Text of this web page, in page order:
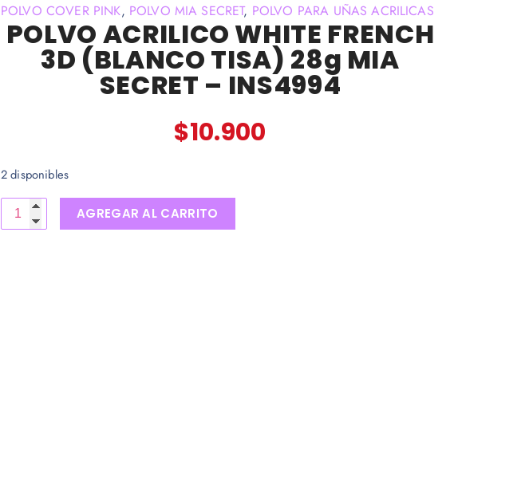
POLVO COVER PINK, POLVO MIA SECRET, POLVO PARA UÑAS ACRILICAS
POLVO ACRILICO WHITE FRENCH
3D (BLANCO TISA) 28g MIA
SECRET – INS4994
$10.900
2 disponibles
AGREGAR AL CARRITO